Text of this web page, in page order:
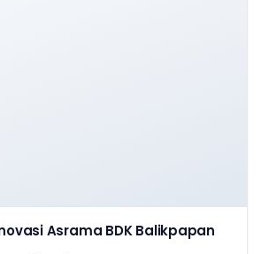
Asrama BDK Balikpapan